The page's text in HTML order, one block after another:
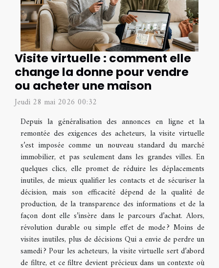
Visite virtuelle : comment elle
change la donne pour vendre
ou acheter une maison
Jeudi 28 mai 2026 00:32
Depuis la généralisation des annonces en ligne et la
remontée des exigences des acheteurs, la visite virtuelle
s’est imposée comme un nouveau standard du marché
immobilier, et pas seulement dans les grandes villes. En
quelques clics, elle promet de réduire les déplacements
inutiles, de mieux qualifier les contacts et de sécuriser la
décision, mais son efficacité dépend de la qualité de
production, de la transparence des informations et de la
façon dont elle s’insère dans le parcours d’achat. Alors,
révolution durable ou simple effet de mode ? Moins de
visites inutiles, plus de décisions Qui a envie de perdre un
samedi ? Pour les acheteurs, la visite virtuelle sert d’abord
de filtre, et ce filtre devient précieux dans un contexte où